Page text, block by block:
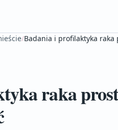
/Badania i profilaktyka raka
raka